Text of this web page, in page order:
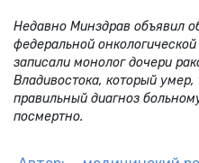
Недавно Минздрав объявил
федеральной
записали монолог дочери
Владивостока, который
правильный диагноз
посмертно.